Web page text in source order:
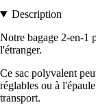
Description
Notre bagage 2-en-1
l'étranger.
Ce sac polyvalent
réglables ou à
transport.